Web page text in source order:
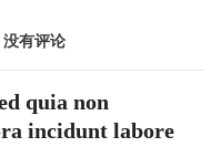
没有评论
quia non
incidunt labore